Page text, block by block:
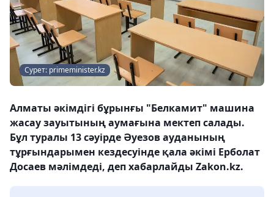
Сурет: primeminister.kz
Алматы әкімдігі бұрынғы "Белкамит" машина
жасау зауытының аумағына мектеп салады.
Бұл туралы 13 сәуірде Әуезов ауданының
тұрғындарымен кездесуінде қала әкімі Ерболат
Досаев мәлімдеді, деп хабарлайды Zakon.kz.